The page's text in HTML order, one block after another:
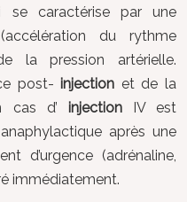
se caractérise par une
du rythme
la pression artérielle.
post- injection et de la
cas d’ injection IV est
après une
d’urgence (adrénaline,
immédiatement.